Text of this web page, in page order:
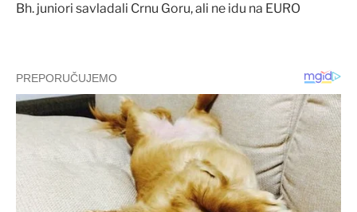
Bh. juniori savladali Crnu Goru, ali ne idu na EURO